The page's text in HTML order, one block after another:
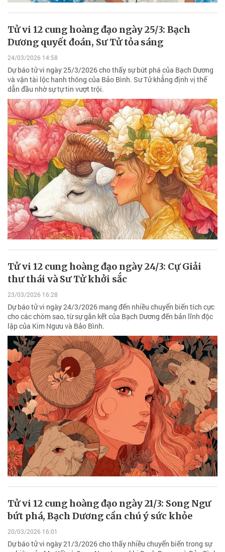
Tử vi 12 cung hoàng đạo ngày 25/3: Bạch
Dương quyết đoán, Sư Tử tỏa sáng
24/03/2026 14:58
Dự báo tử vi ngày 25/3/2026 cho thấy sự bứt phá của Bạch Dương
và vận tài lộc hanh thông của Bảo Bình. Sư Tử khẳng định vị thế
dẫn đầu nhờ sự tự tin vượt trội.
Tử vi 12 cung hoàng đạo ngày 24/3: Cự Giải
thư thái và Sư Tử khởi sắc
23/03/2026 16:28
Dự báo tử vi ngày 24/3/2026 mang đến nhiều chuyển biến tích cực
cho các chòm sao, từ sự gắn kết của Bạch Dương đến bản lĩnh độc
lập của Kim Ngưu và Bảo Bình.
Tử vi 12 cung hoàng đạo ngày 21/3: Song Ngư
bứt phá, Bạch Dương cần chú ý sức khỏe
20/03/2026 16:01
Dự báo tử vi ngày 21/3/2026 cho thấy nhiều chuyển biến trong sự